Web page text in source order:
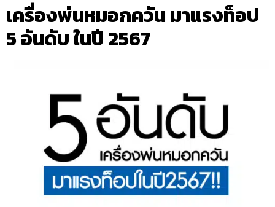
เครื่องพ่นหมอกควัน มาแรงท็อป
5 อันดับ ในปี 2567